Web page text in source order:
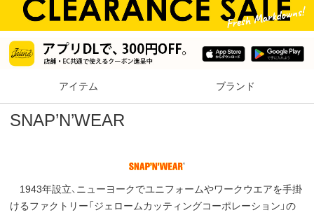
アイテム ブランド
SNAP’N’WEAR
1943年設立、ニューヨークでユニフォームやワークウエアを手掛
けるファクトリー「ジェロームカッティングコーポレーション」の